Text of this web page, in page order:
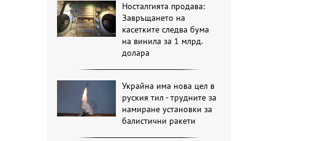
Носталгията продава:
Завръщането на
касетките следва бума
на винила за 1 млрд.
долара
Украйна има нова цел в
руския тил - трудните за
намиране установки за
балистични ракети